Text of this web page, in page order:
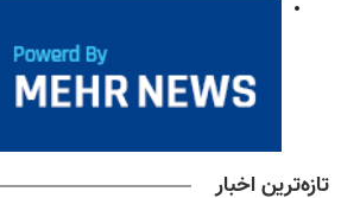
تازه‌ترین اخبار